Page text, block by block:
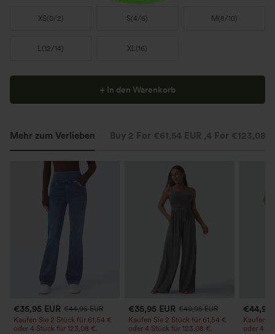
XS(0/2) S(4/6) M (8/10)
L(12/14) XL(16)
+ In den Warenkorb
Mehr zum Verlieben Buy 2 For €61,54 EUR ,4 For €123,08
€35,95 EUR €44,95 EUR
Kaufen Sie 2 Stück für 61,54 €
oder 4 Stück für 123,08 €.
€35,95 EUR €40,95 EUR
Kaufen Sie 2 Stück für 61,54 €
oder 4 Stück für 123,08 €.
€44,95
Kaufen
oder 4